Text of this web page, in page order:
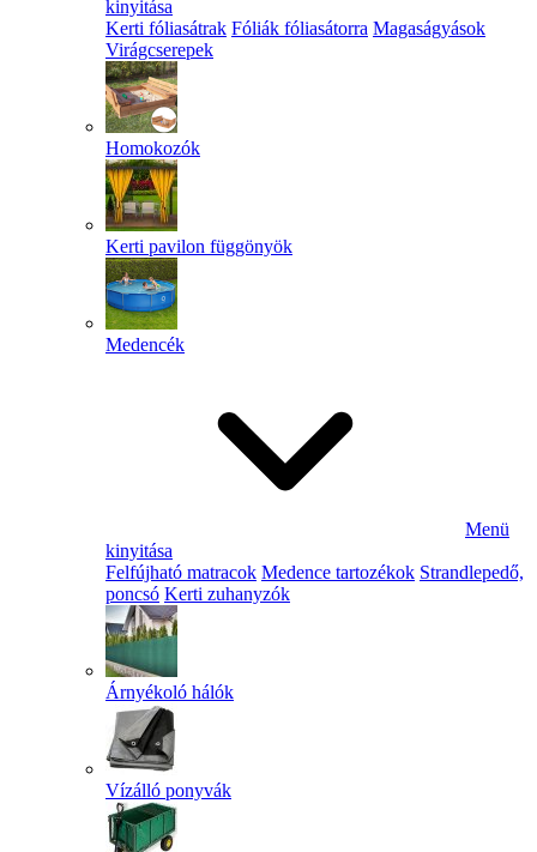
kinyitása
Kerti fóliasátrak Fóliák fóliasátorra Magaságyások
Virágcserepek
Homokozók
Kerti pavilon függönyök
Medencék
Menü
kinyitása
Felfújható matracok Medence tartozékok Strandlepedő,
poncsó Kerti zuhanyzók
Árnyékoló hálók
Vízálló ponyvák